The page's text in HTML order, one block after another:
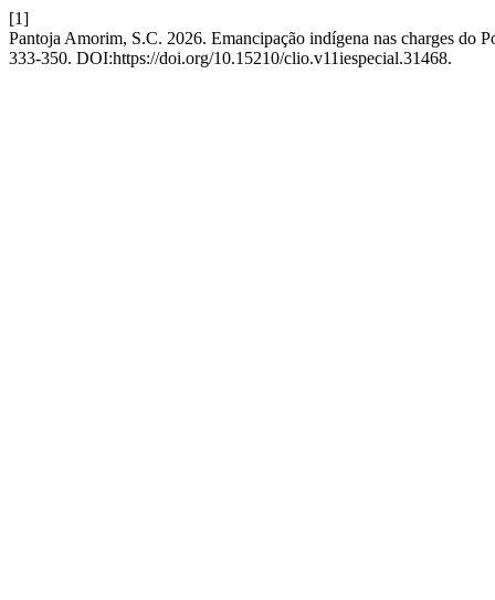
[1]
Pantoja Amorim, S.C. 2026. Emancipação indígena nas charges do
333-350. DOI:https://doi.org/10.15210/clio.v11iespecial.31468.